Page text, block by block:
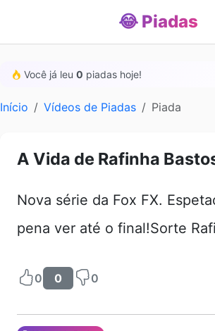
😂 Piadas
Você já leu 0 piadas hoje!
Início Vídeos de Piadas Piada
A Vida de Rafinha
Nova série da Fox FX.
pena ver até o final!Sorte
0 0 0